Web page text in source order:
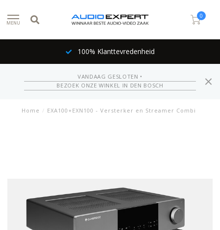
MENU
0
100% Klanttevredenheid
VANDAAG GESLOTEN •
BEZOEK ONZE WINKEL IN DEN BOSCH
Home / EXA100+EXN100 - Versterker en Streamer Combi